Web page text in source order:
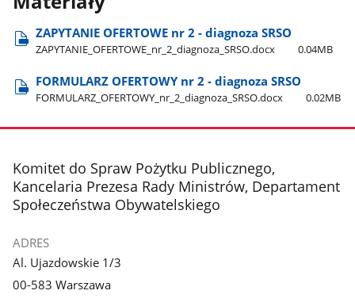
ZAPYTANIE OFERTOWE nr 2 - diagnoza SRSO
ZAPYTANIE​_OFERTOWE​_nr​_2​_diagnoza​_SRSO.docx 0.04MB
FORMULARZ OFERTOWY nr 2 - diagnoza SRSO
FORMULARZ​_OFERTOWY​_nr​_2​_diagnoza​_SRSO.docx 0.02MB
stopka
Komitet do Spraw Pożytku Publicznego,
Kancelaria Prezesa Rady Ministrów, Departament
Społeczeństwa Obywatelskiego
ADRES
Al. Ujazdowskie 1/3
00-583 Warszawa